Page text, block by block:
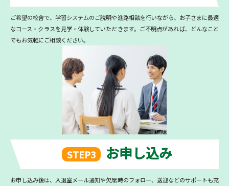
ご希望の校舎で、学習システムのご説明や進路相談を行いながら、お子さまに最適
なコース・クラスを見学・体験していただきます。ご不明点があれば、どんなこと
でもお気軽にご相談ください。
STEP3 お申し込み
お申し込み後は、入退室メール通知や欠席時のフォロー、送迎などのサポートも充